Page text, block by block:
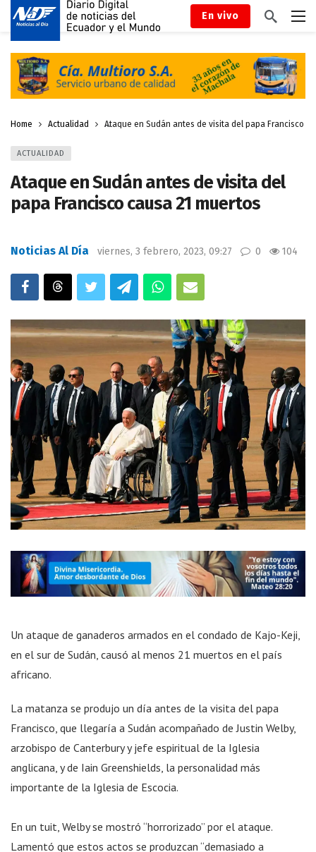
En vivo
Home Actualidad Ataque en Sudán antes de visita del papa Francisco
ACTUALIDAD
Ataque en Sudán antes de visita del
papa Francisco causa 21 muertos
Noticias Al Día viernes, 3 febrero, 2023, 09:27 0 104
Un ataque de ganaderos armados en el condado de Kajo-Keji,
en el sur de Sudán, causó al menos 21 muertos en el país
africano.
La matanza se produjo un día antes de la visita del papa
Francisco, que llegaría a Sudán acompañado de Justin Welby,
arzobispo de Canterbury y jefe espiritual de la Iglesia
anglicana, y de Iain Greenshields, la personalidad más
importante de la Iglesia de Escocia.
En un tuit, Welby se mostró “horrorizado” por el ataque.
Lamentó que estos actos se produzcan “demasiado a